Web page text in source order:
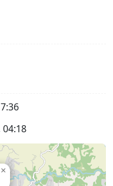
04:18
×